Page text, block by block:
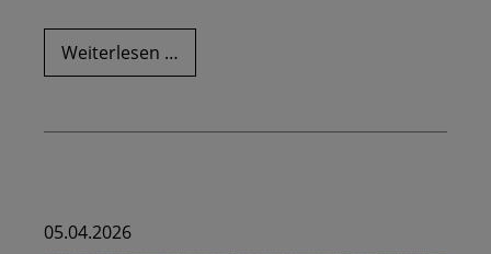
Weiterlesen …
als
05.04.2026